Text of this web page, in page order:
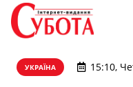
УКРАЇНА 15:10,